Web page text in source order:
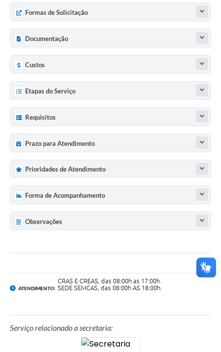
Formas de Solicitação
Documentação
Custos
Etapas do Serviço
Requisitos
Prazo para Atendimento
Prioridades de Atendimento
Forma de Acompanhamento
Observações
ATENDIMENTO:
CRAS E CREAS, das 08:00h as 17:00h.
SEDE SEMCAS, das 08:00h AS 18:00h.
Serviço relacionado a secretaria: